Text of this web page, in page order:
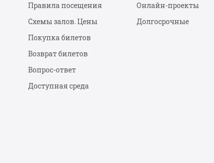
Правила посещения
Схемы залов. Цены
Покупка билетов
Возврат билетов
Вопрос-ответ
Доступная среда
Онлайн-проекты
Долгосрочные